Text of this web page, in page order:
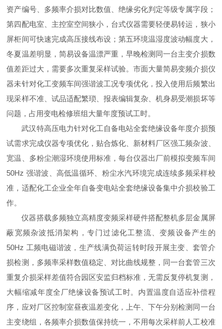
资产编号、多频率介损对比数值、绝缘劣化判定等级专属字段；
第四配电室、主控室空间狭小，台式仪器需要轻便易转运，狭小
屏柜间可快速完成高压接线布设；第五环境温湿度波动幅度大，
冬夏温差明显，简易设备温漂严重，早晚检测同一台主变介损数
值差距过大，需要多次重复采样试验。市面大量简易变频介损仪
器未针对化工变频车间强谐波工况专项优化，投入使用后频繁出
现采样不准、试品适配繁琐、报表编辑复杂、机身易受潮损坏等
问题，占用变电检修班组大量年度预试工时。
武汉特高压电力针对化工自备电站全套绝缘设备年度介损预
试需求完成仪器专项优化，贴合炼化、新材料厂区强工频杂波、
宽温、多粉尘潮湿环境使用标准，每台仪器出厂前模拟变频车间
50Hz 强谐波、高低温循环、粉尘水汽环境完成连续多频采样校
准，适配化工企业全年自备变电站全套绝缘设备集中介损校验工
作。
仪器搭载多频独立高精度变频采样硬件搭配整机多层金属屏
蔽宽频杂波抵消架构，专门过滤化工整流、变频设备产生的
50Hz 工频电磁谐波，生产线满负荷运转时段开展主变、套管介
损检测，多频率采样数值稳定、对比曲线规整，同一台套管三次
重复介损采样差值符合园区安监归档标准，无需反复停机复测，
大幅缩减年度全厂绝缘设备预试工时。内置温度自适应补偿程
序，应对厂区控制室昼夜温差变化，上午、下午分别检测同一台
主变绕组，各频率介损数值保持统一，不用每次采样前人工校准